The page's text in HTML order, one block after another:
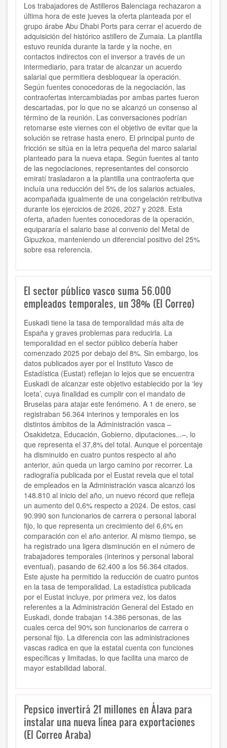
Los trabajadores de Astilleros Balenciaga rechazaron a
última hora de este jueves la oferta planteada por el
grupo árabe Abu Dhabi Ports para cerrar el acuerdo de
adquisición del histórico astillero de Zumaia. La plantilla
estuvo reunida durante la tarde y la noche, en
contactos indirectos con el inversor a través de un
intermediario, para tratar de alcanzar un acuerdo
salarial que permitiera desbloquear la operación.
Según fuentes conocedoras de la negociación, las
contraofertas intercambiadas por ambas partes fueron
descartadas, por lo que no se alcanzó un consenso al
término de la reunión. Las conversaciones podrían
retomarse este viernes con el objetivo de evitar que la
solución se retrase hasta enero. El principal punto de
fricción se sitúa en la letra pequeña del marco salarial
planteado para la nueva etapa. Según fuentes al tanto
de las negociaciones, representantes del consorcio
emiratí trasladaron a la plantilla una contraoferta que
incluía una reducción del 5% de los salarios actuales,
acompañada igualmente de una congelación retributiva
durante los ejercicios de 2026, 2027 y 2028. Esta
oferta, añaden fuentes conocedoras de la operación,
equipararía el salario base al convenio del Metal de
Gipuzkoa, manteniendo un diferencial positivo del 25%
sobre esa referencia.
El sector público vasco suma 56.000
empleados temporales, un 38% (El Correo)
Euskadi tiene la tasa de temporalidad más alta de
España y graves problemas para reducirla. La
temporalidad en el sector público debería haber
comenzado 2025 por debajo del 8%. Sin embargo, los
datos publicados ayer por el Instituto Vasco de
Estadística (Eustat) reflejan lo lejos que se encuentra
Euskadi de alcanzar este objetivo establecido por la ‘ley
Iceta’, cuya finalidad es cumplir con el mandato de
Bruselas para atajar este fenómeno. A 1 de enero, se
registraban 56.364 interinos y temporales en los
distintos ámbitos de la Administración vasca –
Osakidetza, Educación, Gobierno, diputaciones...–, lo
que representa el 37,8% del total. Aunque el porcentaje
ha disminuido en cuatro puntos respecto al año
anterior, aún queda un largo camino por recorrer. La
radiografía publicada por el Eustat revela que el total
de empleados en la Administración vasca alcanzó los
148.810 al inicio del año, un nuevo récord que refleja
un aumento del 0,6% respecto a 2024. De estos, casi
90.990 son funcionarios de carrera o personal laboral
fijo, lo que representa un crecimiento del 6,6% en
comparación con el año anterior. Al mismo tiempo, se
ha registrado una ligera disminución en el número de
trabajadores temporales (interinos y personal laboral
eventual), pasando de 62.400 a los 56.364 citados.
Este ajuste ha permitido la reducción de cuatro puntos
en la tasa de temporalidad. La estadística publicada
por el Eustat incluye, por primera vez, los datos
referentes a la Administración General del Estado en
Euskadi, donde trabajan 14.386 personas, de las
cuales cerca del 90% son funcionarios de carrera o
personal fijo. La diferencia con las administraciones
vascas radica en que la estatal cuenta con funciones
específicas y limitadas, lo que facilita una marco de
mayor estabilidad laboral.
Pepsico invertirá 21 millones en Álava para
instalar una nueva línea para exportaciones
(El Correo Araba)